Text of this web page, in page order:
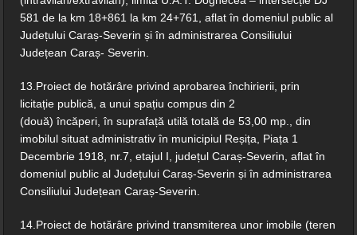
581 de la km 18+861 la km 24+761, aflat în domeniul public al
Județului Caraș-Severin și în administrarea Consiliului
Județean Caraș- Severin.
13.Proiect de hotărâre privind aprobarea închirierii, prin
licitație publică, a unui spațiu compus din 2
(două) încăperi, în suprafață utilă totală de 53,00 mp., din
imobilul situat administrativ în municipiul Reșița, Piața 1
Decembrie 1918, nr.7, etajul I, județul Caraș-Severin, aflat în
domeniul public al Județului Caraș-Severin și în administrarea
Consiliului Județean Caraș-Severin.
14.Proiect de hotărâre privind transmiterea unor imobile (teren